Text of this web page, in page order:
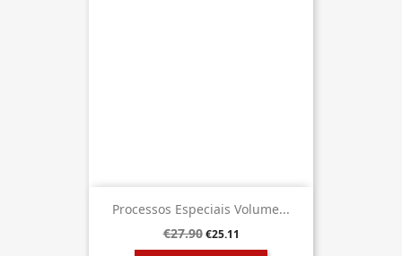
Processos Especiais Volume...
€27.90 €25.11